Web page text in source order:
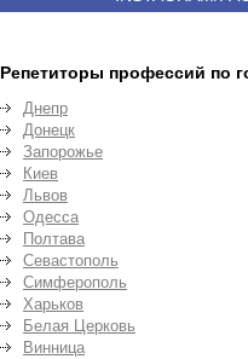
Репетиторы профессий по
Днепр
Донецк
Запорожье
Киев
Львов
Одесса
Полтава
Севастополь
Симферополь
Харьков
Белая Церковь
Винница